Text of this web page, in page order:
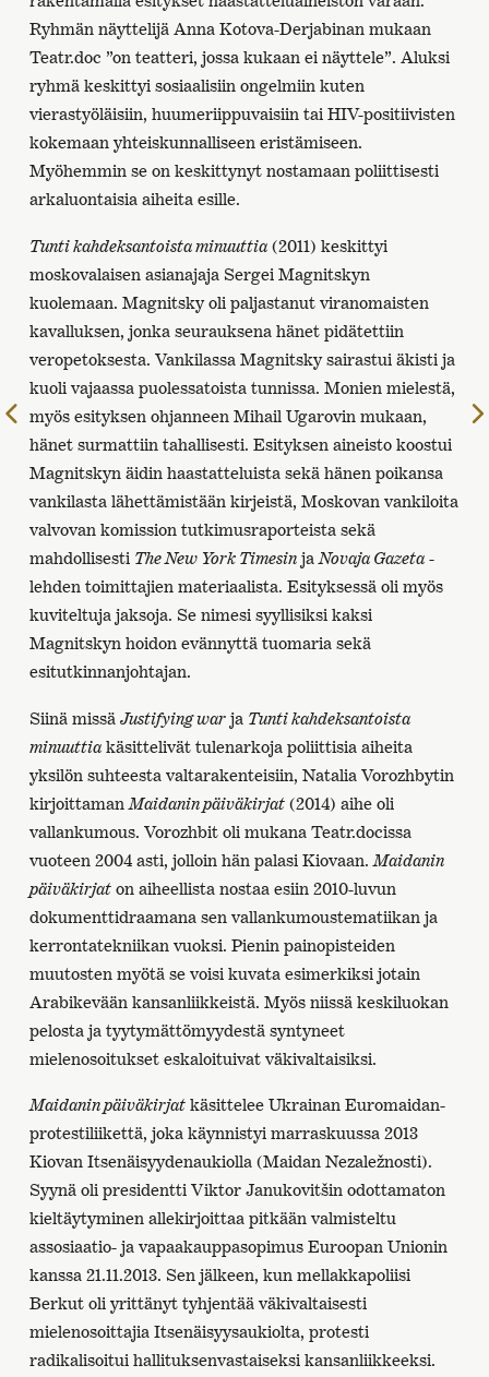
Ryhmän näyttelijä Anna Kotova-Derjabinan mukaan
Teatr.doc ”on teatteri, jossa kukaan ei näyttele”. Aluksi
ryhmä keskittyi sosiaalisiin ongelmiin kuten
vierastyöläisiin, huumeriippuvaisiin tai HIV-positiivisten
kokemaan yhteiskunnalliseen eristämiseen.
Myöhemmin se on keskittynyt nostamaan poliittisesti
arkaluontaisia aiheita esille.
Tunti kahdeksantoista minuuttia(2011) keskittyi
moskovalaisen asianajaja Sergei Magnitskyn
kuolemaan. Magnitsky oli paljastanut viranomaisten
kavalluksen, jonka seurauksena hänet pidätettiin
veropetoksesta. Vankilassa Magnitsky sairastui äkisti ja
kuoli vajaassa puolessatoista tunnissa. Monien mielestä,
myös esityksen ohjanneen Mihail Ugarovin mukaan,
hänet surmattiin tahallisesti. Esityksen aineisto koostui
Magnitskyn äidin haastatteluista sekä hänen poikansa
vankilasta lähettämistään kirjeistä, Moskovan vankiloita
valvovan komission tutkimusraporteista sekä
mahdollisesti The New York Timesinja Novaja Gazeta-
lehden toimittajien materiaalista. Esityksessä oli myös
kuviteltuja jaksoja. Se nimesi syyllisiksi kaksi
Magnitskyn hoidon evännyttä tuomaria sekä
esitutkinnanjohtajan.
Siinä missä Justifying warja Tunti kahdeksantoista
minuuttiakäsittelivät tulenarkoja poliittisia aiheita
yksilön suhteesta valtarakenteisiin, Natalia Vorozhbytin
kirjoittaman Maidanin päiväkirjat(2014) aihe oli
vallankumous. Vorozhbit oli mukana Teatr.docissa
vuoteen 2004 asti, jolloin hän palasi Kiovaan. Maidanin
päiväkirjaton aiheellista nostaa esiin 2010-luvun
dokumenttidraamana sen vallankumoustematiikan ja
kerrontatekniikan vuoksi. Pienin painopisteiden
muutosten myötä se voisi kuvata esimerkiksi jotain
Arabikevään kansanliikkeistä. Myös niissä keskiluokan
pelosta ja tyytymättömyydestä syntyneet
mielenosoitukset eskaloituivat väkivaltaisiksi.
Maidanin päiväkirjatkäsittelee Ukrainan Euromaidan-
protestiliikettä, joka käynnistyi marraskuussa 2013
Kiovan Itsenäisyydenaukiolla (Maidan Nezaležnosti).
Syynä oli presidentti Viktor Janukovitšin odottamaton
kieltäytyminen allekirjoittaa pitkään valmisteltu
assosiaatio- ja vapaakauppasopimus Euroopan Unionin
kanssa 21.11.2013. Sen jälkeen, kun mellakkapoliisi
Berkut oli yrittänyt tyhjentää väkivaltaisesti
mielenosoittajia Itsenäisyysaukiolta, protesti
radikalisoitui hallituksenvastaiseksi kansanliikkeeksi.
Edelliselle
sivulle